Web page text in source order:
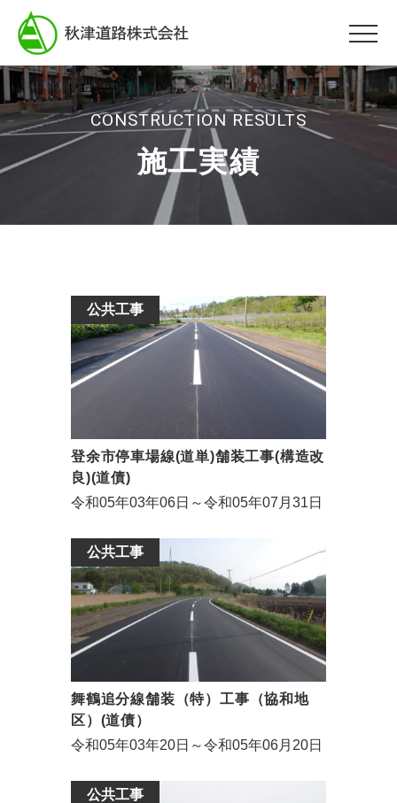
CONSTRUCTION RESULTS
施工実績
公共工事
登余市停車場線(道単)舗装工事(構造改
良)(道債)
令和05年03年06日～令和05年07月31日
公共工事
舞鶴追分線舗装（特）工事（協和地
区）(道債）
令和05年03年20日～令和05年06月20日
公共工事